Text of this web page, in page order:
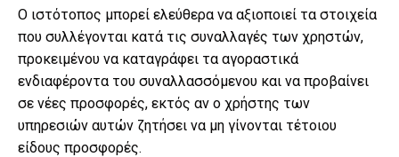
Ο ιστότοπος μπορεί ελεύθερα να αξιοποιεί τα στοιχεία
που συλλέγονται κατά τις συναλλαγές των χρηστών,
προκειμένου να καταγράφει τα αγοραστικά
ενδιαφέροντα του συναλλασσόμενου και να προβαίνει
σε νέες προσφορές, εκτός αν ο χρήστης των
υπηρεσιών αυτών ζητήσει να μη γίνονται τέτοιου
είδους προσφορές.